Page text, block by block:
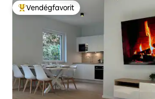
Kiemelt vendégfavorit
Vendégfavorit